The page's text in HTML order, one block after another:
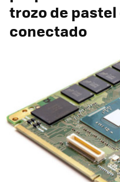
trozo de
conectado